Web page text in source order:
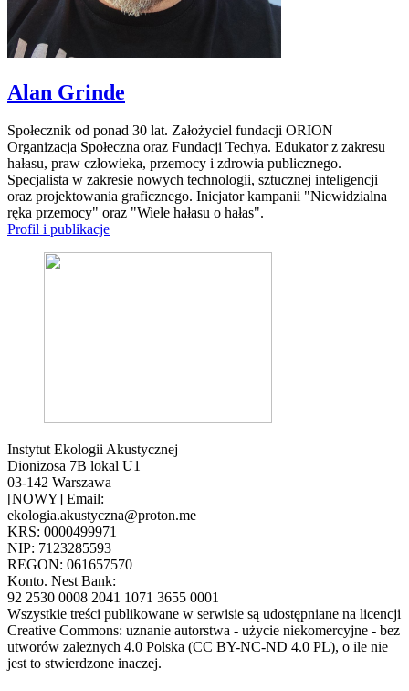
Alan Grinde
Społecznik od ponad 30 lat. Założyciel fundacji ORION
Organizacja Społeczna oraz Fundacji Techya. Edukator z zakresu
hałasu, praw człowieka, przemocy i zdrowia publicznego.
Specjalista w zakresie nowych technologii, sztucznej inteligencji
oraz projektowania graficznego. Inicjator kampanii "Niewidzialna
ręka przemocy" oraz "Wiele hałasu o hałas".
Profil i publikacje
Instytut Ekologii Akustycznej
Dionizosa 7B lokal U1
03-142 Warszawa
[NOWY] Email:
ekologia.akustyczna@proton.me
KRS: 0000499971
NIP: 7123285593
REGON: 061657570
Konto. Nest Bank:
92 2530 0008 2041 1071 3655 0001
Wszystkie treści publikowane w serwisie są udostępniane na licencji
Creative Commons: uznanie autorstwa - użycie niekomercyjne - bez
utworów zależnych 4.0 Polska (CC BY-NC-ND 4.0 PL), o ile nie
jest to stwierdzone inaczej.